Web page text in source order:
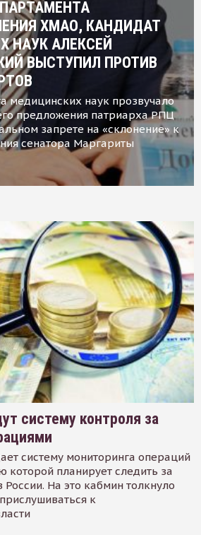
ХМАО, КАНДИДАТ
НАУК АЛЕКСЕЙ
ВЫСТУПИЛ ПРОТИВ
медицинских наук прозвучало
предложения патриарха РПЦ
запрете на «склонение» к
сенатора Маргариты
систему контроля за
систему мониторинга операций
планирует следить за
России. На это кабмин толкнуло
к